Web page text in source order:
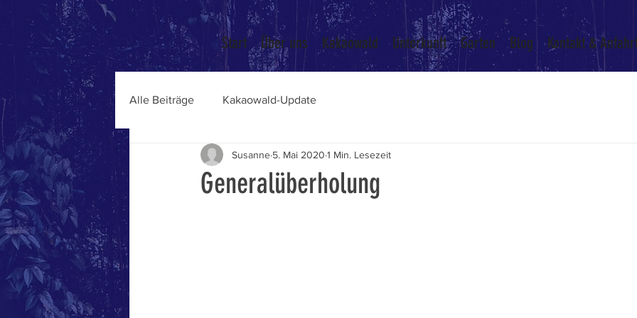
Start Über uns Kakaowald Unterkunft Garten Blog Kontakt &
Alle Beiträge Kakaowald-Update
Generalüberholung
Susanne 5. Mai 2020 1 Min. Lesezeit